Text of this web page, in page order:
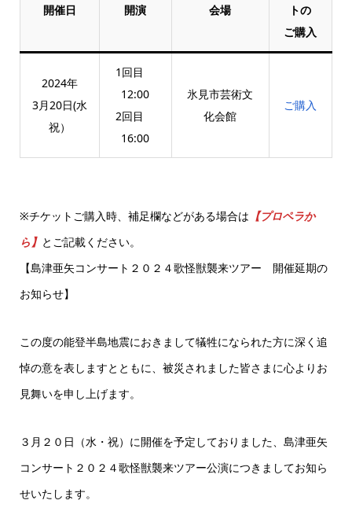
開催日 開演 会場
トの
ご購入
2024年
3月20日(水
祝）
1回目
12:00
2回目
16:00
氷見市芸術文
化会館
ご購入
※チケットご購入時、補足欄などがある場合は 【プロペラか
ら】 とご記載ください。
【島津亜矢コンサート２０２４歌怪獣襲来ツアー 開催延期の
お知らせ】
この度の能登半島地震におきまして犠牲になられた方に深く追
悼の意を表しますとともに、被災されました皆さまに心よりお
見舞いを申し上げます。
３月２０日（水・祝）に開催を予定しておりました、島津亜矢
コンサート２０２４歌怪獣襲来ツアー公演につきましてお知ら
せいたします。